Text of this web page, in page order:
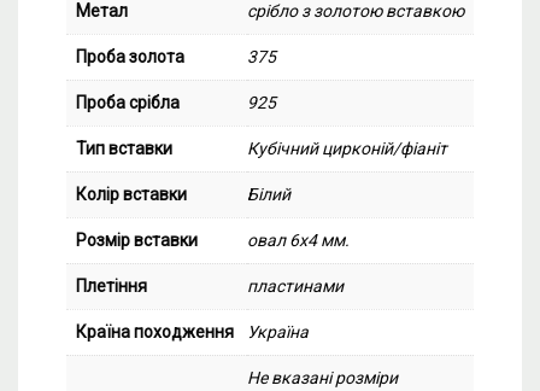
Метал срібло з золотою вставкою
Проба золота 375
Проба срібла 925
Тип вставки Кубічний цирконій/фіаніт
Колір вставки Білий
Розмір вставки овал 6х4 мм.
Плетіння пластинами
Країна походження Україна
Не вказані розміри